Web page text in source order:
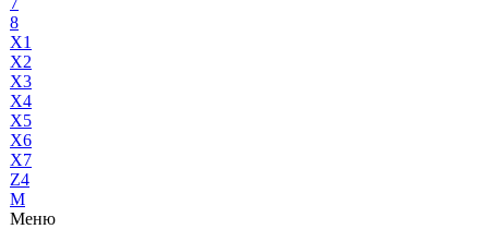
8
X1
X2
X3
X4
X5
X6
X7
Z4
М
Меню